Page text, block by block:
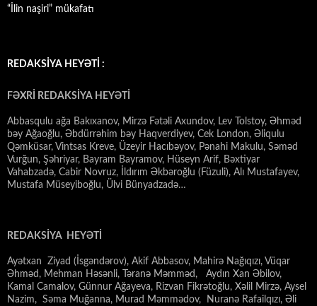
“İlin naşiri” mükafatı
REDAKSİYA HEYƏTİ :
FƏXRİ REDAKSİYA HEYƏTİ
Abbasqulu ağa Bakıxanov, Mirzə Fətəli Axundov, Lev Tolstoy, Əhməd
bəy Ağaoğlu, Əbdürrəhim bəy Haqverdiyev, Cek London, Əliqulu
Qəmküsar, Vintsas Kreve, Üzeyir Hacıbəyov, Pənahi Makulu, Səməd
Vurğun, Şəhriyar, Bayram Bayramov, Hüseyn Arif, Bəxtiyar
Vahabzadə, Cabir Novruz, İldırım Əkbəroğlu (Füzuli), Alı Mustafayev,
Mustafa Müseyiboğlu, Ülvi Bünyadzadə…
REDAKSİYA HEYƏTİ
Ayətxan Ziyad (İsgəndərov), Akif Abbasov, Mahirə Nağıqızı, Vüqar
Əhməd, Mehman Həsənli, Təranə Məmməd, Aydın Xan Əbilov,
Kamal Camalov, Günnur Ağayeva, Rizvan Fikrətoğlu, Xəlil Mirzə, Aysel
Nazim, Səma Muğanna, Murad Məmmədov, Nuranə Rafailqızı, Əli